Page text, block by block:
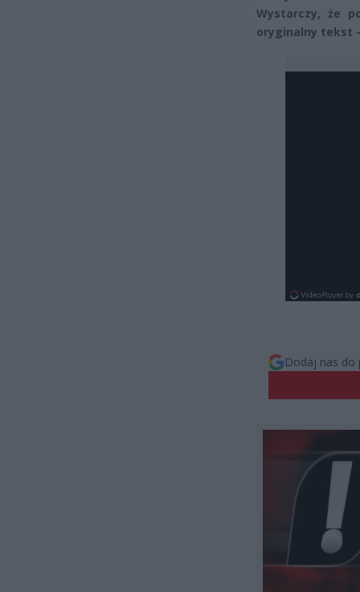
Wystarczy, że
oryginalny tekst
Dodaj nas do